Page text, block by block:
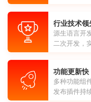
行业技术领
源生语言开
二次开发，
功能更新快
多种功能组
发布插件持